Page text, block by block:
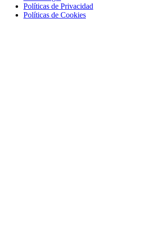
Políticas de Privacidad
Políticas de Cookies